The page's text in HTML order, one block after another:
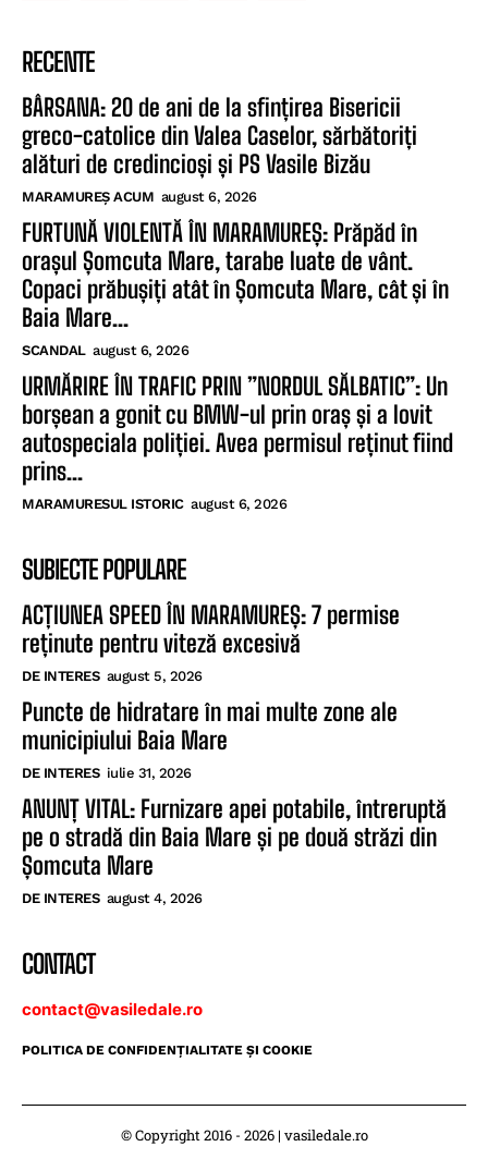
RECENTE
BÂRSANA: 20 de ani de la sfințirea Bisericii
greco-catolice din Valea Caselor, sărbătoriți
alături de credincioși și PS Vasile Bizău
MARAMUREȘ ACUM august 6, 2026
FURTUNĂ VIOLENTĂ ÎN MARAMUREȘ: Prăpăd în
orașul Șomcuta Mare, tarabe luate de vânt.
Copaci prăbușiți atât în Șomcuta Mare, cât și în
Baia Mare...
SCANDAL august 6, 2026
URMĂRIRE ÎN TRAFIC PRIN ”NORDUL SĂLBATIC”: Un
borșean a gonit cu BMW-ul prin oraș și a lovit
autospeciala poliției. Avea permisul reținut fiind
prins...
MARAMURESUL ISTORIC august 6, 2026
SUBIECTE POPULARE
ACȚIUNEA SPEED ÎN MARAMUREȘ: 7 permise
reținute pentru viteză excesivă
DE INTERES august 5, 2026
Puncte de hidratare în mai multe zone ale
municipiului Baia Mare
DE INTERES iulie 31, 2026
ANUNȚ VITAL: Furnizare apei potabile, întreruptă
pe o stradă din Baia Mare și pe două străzi din
Șomcuta Mare
DE INTERES august 4, 2026
CONTACT
contact@vasiledale.ro
POLITICA DE CONFIDENŢIALITATE ŞI COOKIE
© Copyright 2016 - 2026 | vasiledale.ro